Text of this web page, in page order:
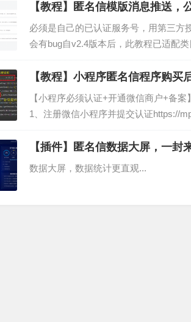
5、填写规则内
【教程】匿名信模版消息推送，
必须是自己的已认证服务号，用第三方
会有bug自v2.4版本后，此教程已适配
否则此功能无...
【教程】小程序匿名信程序购买
【小程序必须认证+开通微信商户+备
1、注册微信小程序并提交认证https://
【插件】匿名信数据大屏，一
数据大屏，数据统计更直观...